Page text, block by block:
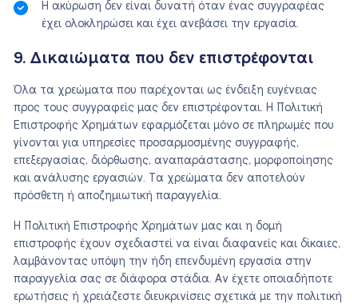
Η ακύρωση δεν είναι δυνατή όταν ένας συγγραφέας
έχει ολοκληρώσει και έχει ανεβάσει την εργασία.
9. Δικαιώματα που δεν επιστρέφονται
Όλα τα χρεώματα που παρέχονται ως ένδειξη ευγένειας
προς τους συγγραφείς μας δεν επιστρέφονται. Η Πολιτική
Επιστροφής Χρημάτων εφαρμόζεται μόνο σε πληρωμές που
γίνονται για υπηρεσίες προσαρμοσμένης συγγραφής,
επεξεργασίας, διόρθωσης, αναπαράστασης, μορφοποίησης
και ανάλυσης εργασιών. Τα χρεώματα δεν αποτελούν
πρόσθετη ή αποζημιωτική παραγγελία.
Η Πολιτική Επιστροφής Χρημάτων μας και η δομή
επιστροφής έχουν σχεδιαστεί να είναι διαφανείς και δίκαιες,
λαμβάνοντας υπόψη την ήδη επενδυμένη εργασία στην
παραγγελία σας σε διάφορα στάδια. Αν έχετε οποιαδήποτε
ερωτήσεις ή χρειάζεστε διευκρινίσεις σχετικά με την πολιτική